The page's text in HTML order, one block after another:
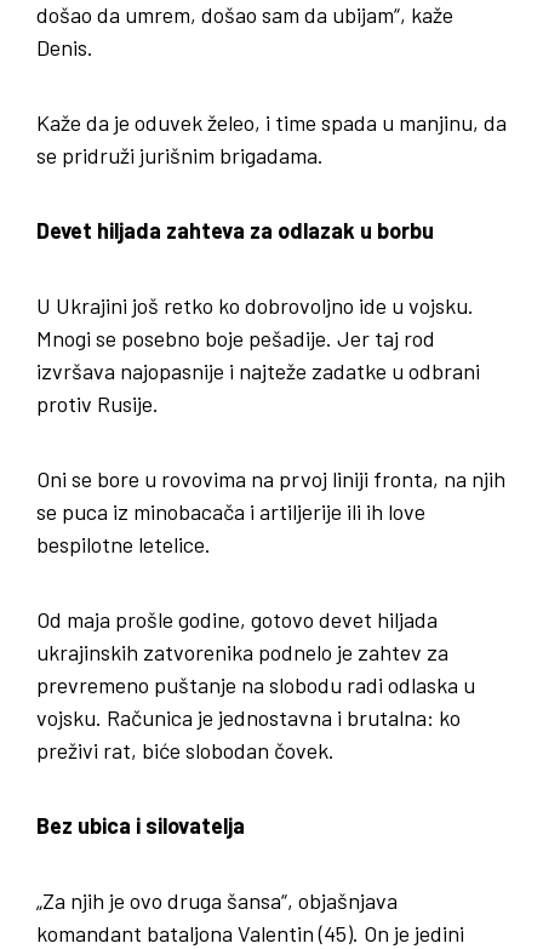
došao da umrem, došao sam da ubijam“, kaže
Denis.
Kaže da je oduvek želeo, i time spada u manjinu, da
se pridruži jurišnim brigadama.
Devet hiljada zahteva za odlazak u borbu
U Ukrajini još retko ko dobrovoljno ide u vojsku.
Mnogi se posebno boje pešadije. Jer taj rod
izvršava najopasnije i najteže zadatke u odbrani
protiv Rusije.
Oni se bore u rovovima na prvoj liniji fronta, na njih
se puca iz minobacača i artiljerije ili ih love
bespilotne letelice.
Od maja prošle godine, gotovo devet hiljada
ukrajinskih zatvorenika podnelo je zahtev za
prevremeno puštanje na slobodu radi odlaska u
vojsku. Računica je jednostavna i brutalna: ko
preživi rat, biće slobodan čovek.
Bez ubica i silovatelja
„Za njih je ovo druga šansa“, objašnjava
komandant bataljona Valentin (45). On je jedini